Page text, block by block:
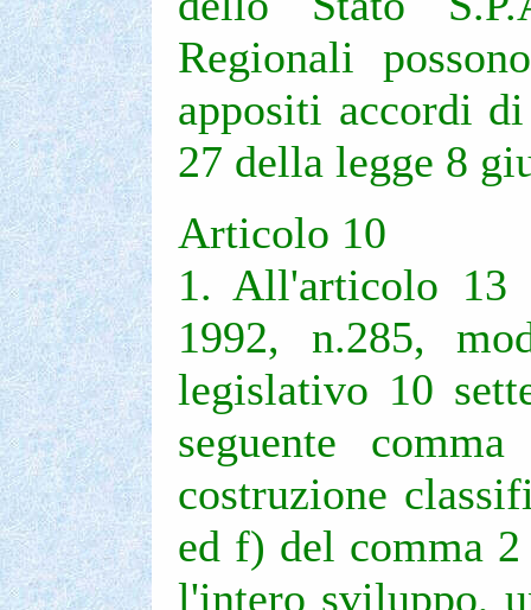
Regionali
appositi accordi
27 della legge 8
Articolo 10
1. All'articolo 13
1992, n.285,
legislativo 10
seguente
costruzione
ed f) del comma
l'intero sviluppo,